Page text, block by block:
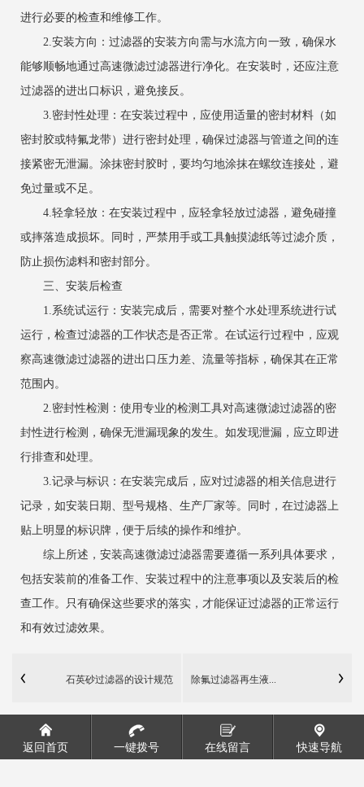
进行必要的检查和维修工作。
‌2.安装方向‌：过滤器的安装方向需与水流方向一致，确保水
能够顺畅地通过高速微滤过滤器进行净化。在安装时，还应注意
过滤器的进出口标识，避免接反。
‌3.密封性处理‌：在安装过程中，应使用适量的密封材料（如
密封胶或特氟龙带）进行密封处理，确保过滤器与管道之间的连
接紧密无泄漏。涂抹密封胶时，要均匀地涂抹在螺纹连接处，避
免过量或不足。
‌4.轻拿轻放‌：在安装过程中，应轻拿轻放过滤器，避免碰撞
或摔落造成损坏。同时，严禁用手或工具触摸滤纸等过滤介质，
防止损伤滤料和密封部分。
三、安装后检查
‌1.系统试运行‌：安装完成后，需要对整个水处理系统进行试
运行，检查过滤器的工作状态是否正常。在试运行过程中，应观
察高速微滤过滤器的进出口压力差、流量等指标，确保其在正常
范围内。
‌2.密封性检测‌：使用专业的检测工具对高速微滤过滤器的密
封性进行检测，确保无泄漏现象的发生。如发现泄漏，应立即进
行排查和处理。
‌3.记录与标识‌：在安装完成后，应对过滤器的相关信息进行
记录，如安装日期、型号规格、生产厂家等。同时，在过滤器上
贴上明显的标识牌，便于后续的操作和维护。
综上所述，安装高速微滤过滤器需要遵循一系列具体要求，
包括安装前的准备工作、安装过程中的注意事项以及安装后的检
查工作。只有确保这些要求的落实，才能保证过滤器的正常运行
和有效过滤效果。
石英砂过滤器的设计规范 除氟过滤器再生液...
返回首页 一键拨号 在线留言 快速导航